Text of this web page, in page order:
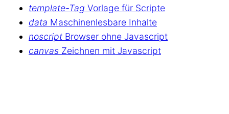
template-Tag Vorlage für Scripte
data Maschinenlesbare Inhalte
noscript Browser ohne Javascript
canvas Zeichnen mit Javascript